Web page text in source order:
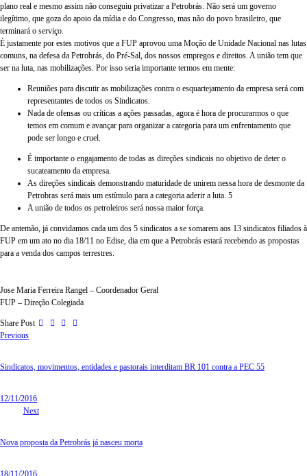
plano real e mesmo assim não conseguiu privatizar a Petrobrás. Não será um governo
ilegítimo, que goza do apoio da mídia e do Congresso, mas não do povo brasileiro, que
terminará o serviço.
É justamente por estes motivos que a FUP aprovou uma Moção de Unidade Nacional nas lutas
comuns, na defesa da Petrobrás, do Pré-Sal, dos nossos empregos e direitos. A união tem que
ser na luta, nas mobilizações. Por isso seria importante termos em mente:
Reuniões para discutir as mobilizações contra o esquartejamento da empresa será com
representantes de todos os Sindicatos.
Nada de ofensas ou críticas a ações passadas, agora é hora de procurarmos o que
temos em comum e avançar para organizar a categoria para um enfrentamento que
pode ser longo e cruel.
É importante o engajamento de todas as direções sindicais no objetivo de deter o
sucateamento da empresa.
As direções sindicais demonstrando maturidade de unirem nessa hora de desmonte da
Petrobras será mais um estímulo para a categoria aderir a luta. 5
A união de todos os petroleiros será nossa maior força.
De antemão, já convidamos cada um dos 5 sindicatos a se somarem aos 13 sindicatos filiados à
FUP em um ato no dia 18/11 no Edise, dia em que a Petrobrás estará recebendo as propostas
para a venda dos campos terrestres.
Jose Maria Ferreira Rangel – Coordenador Geral
FUP – Direção Colegiada
Share Post
Previous
Sindicatos, movimentos, entidades e pastorais interditam BR 101 contra a PEC 55
12/11/2016
Next
Nova proposta da Petrobrás já nasceu morta
18/11/2016